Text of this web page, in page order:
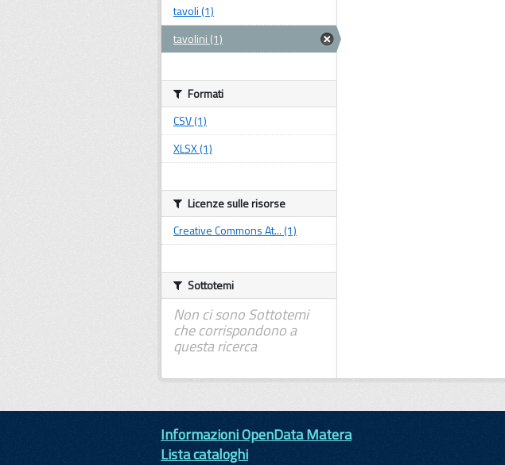
tavoli (1)
tavolini (1)
Formati
CSV (1)
XLSX (1)
Licenze sulle risorse
Creative Commons At... (1)
Sottotemi
Non ci sono Sottotemi
che corrispondono a
questa ricerca
Informazioni OpenData Matera
Lista cataloghi